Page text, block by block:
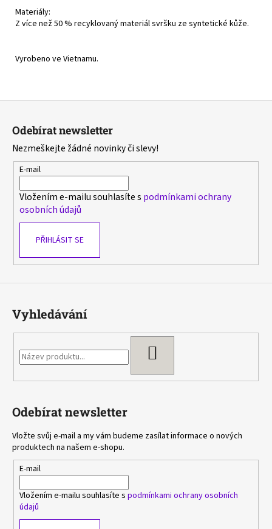
Materiály:
Z více než 50 % recyklovaný materiál svršku ze syntetické kůže.
Vyrobeno ve Vietnamu.
Odebírat newsletter
Nezmeškejte žádné novinky či slevy!
E-mail
Vložením e-mailu souhlasíte s podmínkami ochrany
osobních údajů
PŘIHLÁSIT SE
Vyhledávání
Odebírat newsletter
Vložte svůj e-mail a my vám budeme zasílat informace o nových
produktech na našem e-shopu.
E-mail
Vložením e-mailu souhlasíte s podmínkami ochrany osobních
údajů